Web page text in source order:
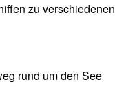
zu verschiedenen
rund um den See